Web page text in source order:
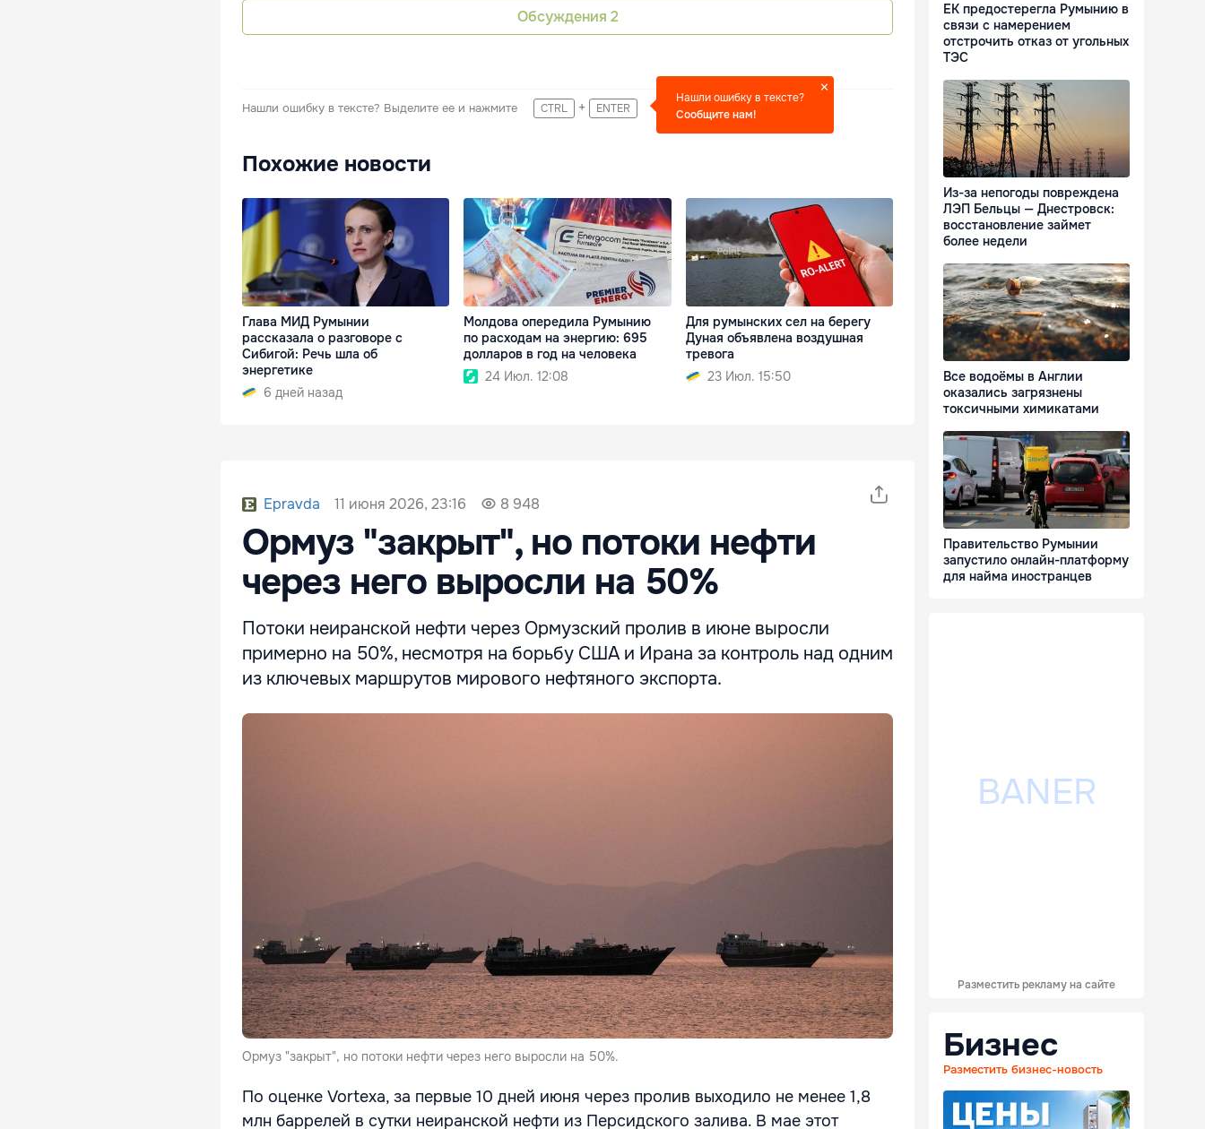
Обсуждения 2
Нашли ошибку в тексте? Выделите ее и нажмите CTRL + ENTER
Нашли ошибку в тексте?
Сообщите нам!
Похожие новости
Глава МИД Румынии
рассказала о разговоре с
Сибигой: Речь шла об
энергетике
6 дней назад
Молдова опередила Румынию
по расходам на энергию: 695
долларов в год на человека
24 Июл. 12:08
Для румынских сел на берегу
Дуная объявлена воздушная
тревога
23 Июл. 15:50
Epravda 11 июня 2026, 23:16 8 948
Ормуз "закрыт", но потоки нефти
через него выросли на 50%
Потоки неиранской нефти через Ормузский пролив в июне выросли
примерно на 50%, несмотря на борьбу США и Ирана за контроль над одним
из ключевых маршрутов мирового нефтяного экспорта.
Ормуз "закрыт", но потоки нефти через него выросли на 50%.
По оценке Vortexa, за первые 10 дней июня через пролив выходило не менее 1,8
млн баррелей в сутки неиранской нефти из Персидского залива. В мае этот
ЕК предостерегла Румынию в
связи с намерением
отстрочить отказ от угольных
ТЭС
Из-за непогоды повреждена
ЛЭП Бельцы — Днестровск:
восстановление займет
более недели
Все водоёмы в Англии
оказались загрязнены
токсичными химикатами
Правительство Румынии
запустило онлайн-платформу
для найма иностранцев
Разместить рекламу на сайте
Бизнес
Разместить бизнес-новость